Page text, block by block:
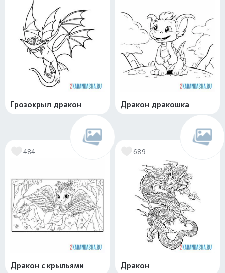
Грозокрыл дракон Дракон дракошка
484
Дракон с крыльями
689
Дракон